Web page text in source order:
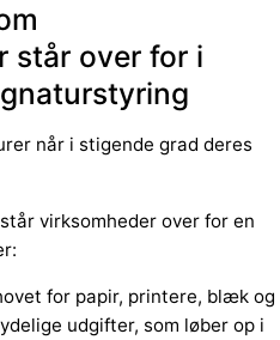
står over for i
når i stigende grad deres
virksomheder over for en
for papir, printere, blæk og
udgifter, som løber op i